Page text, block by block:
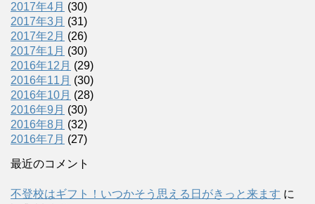
2017年4月 (30)
2017年3月 (31)
2017年2月 (26)
2017年1月 (30)
2016年12月 (29)
2016年11月 (30)
2016年10月 (28)
2016年9月 (30)
2016年8月 (32)
2016年7月 (27)
最近のコメント
不登校はギフト！いつかそう思える日がきっと来ます に